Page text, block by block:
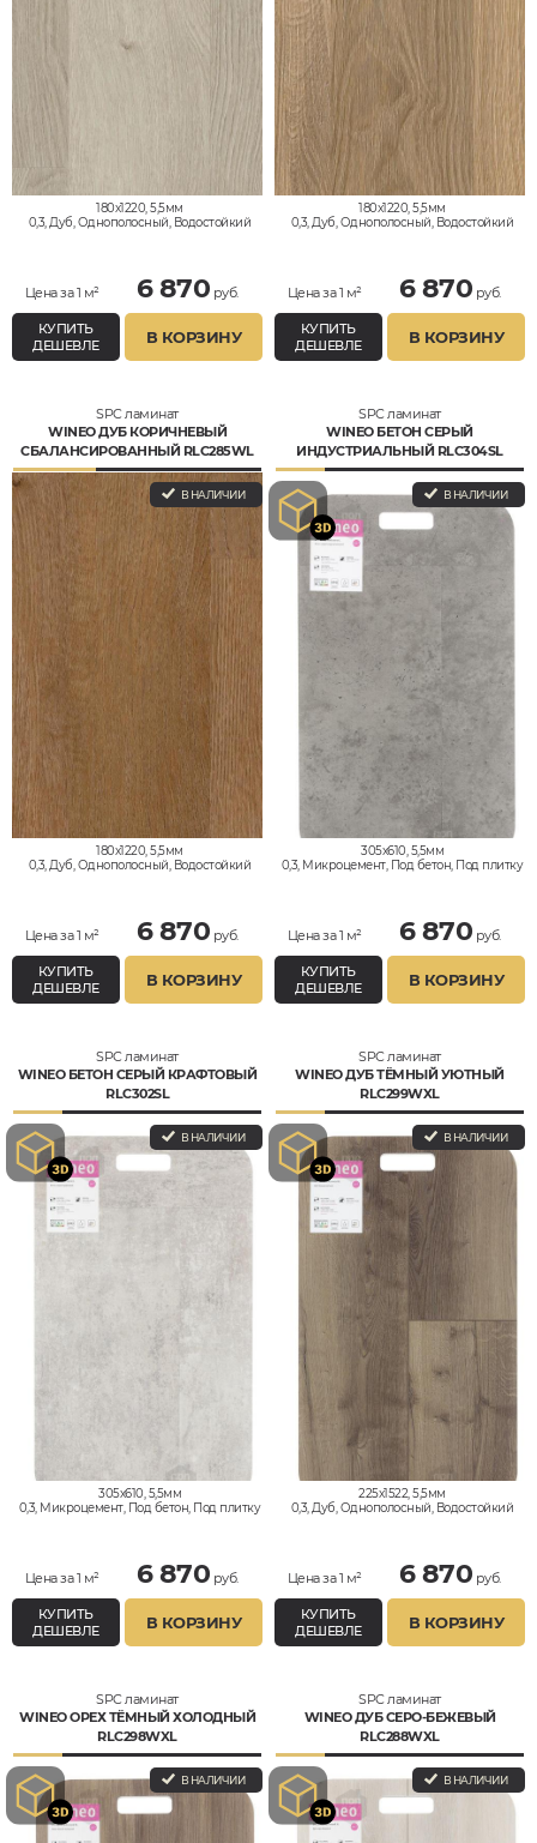
180x1220, 5,5мм
0,3, Дуб, Однополосный, Водостойкий
Цена за 1 м² 6 870 руб.
КУПИТЬ
ДЕШЕВЛЕ
В КОРЗИНУ
180x1220, 5,5мм
0,3, Дуб, Однополосный, Водостойкий
Цена за 1 м² 6 870 руб.
КУПИТЬ
ДЕШЕВЛЕ
В КОРЗИНУ
SPC ламинат
WINEO ДУБ КОРИЧНЕВЫЙ
СБАЛАНСИРОВАННЫЙ RLC285WL
В НАЛИЧИИ
180x1220, 5,5мм
0,3, Дуб, Однополосный, Водостойкий
Цена за 1 м² 6 870 руб.
КУПИТЬ
ДЕШЕВЛЕ
В КОРЗИНУ
SPC ламинат
WINEO БЕТОН СЕРЫЙ
ИНДУСТРИАЛЬНЫЙ RLC304SL
В НАЛИЧИИ
305x610, 5,5мм
0,3, Микроцемент, Под бетон, Под плитку
Цена за 1 м² 6 870 руб.
КУПИТЬ
ДЕШЕВЛЕ
В КОРЗИНУ
SPC ламинат
WINEO БЕТОН СЕРЫЙ КРАФТОВЫЙ
RLC302SL
В НАЛИЧИИ
305x610, 5,5мм
0,3, Микроцемент, Под бетон, Под плитку
Цена за 1 м² 6 870 руб.
КУПИТЬ
ДЕШЕВЛЕ
В КОРЗИНУ
SPC ламинат
WINEO ДУБ ТЁМНЫЙ УЮТНЫЙ
RLC299WXL
В НАЛИЧИИ
225x1522, 5,5мм
0,3, Дуб, Однополосный, Водостойкий
Цена за 1 м² 6 870 руб.
КУПИТЬ
ДЕШЕВЛЕ
В КОРЗИНУ
SPC ламинат
WINEO ОРЕХ ТЁМНЫЙ ХОЛОДНЫЙ
RLC298WXL
В НАЛИЧИИ
SPC ламинат
WINEO ДУБ СЕРО-БЕЖЕВЫЙ
RLC288WXL
В НАЛИЧИИ